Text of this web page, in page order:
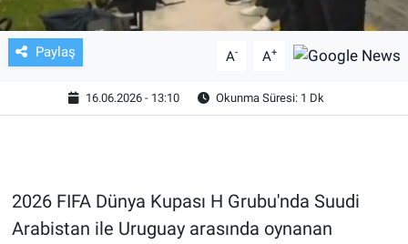
Paylaş A- A+
16.06.2026 - 13:10 Okunma Süresi: 1 Dk
2026 FIFA Dünya Kupası H Grubu'nda Suudi
Arabistan ile Uruguay arasında oynanan
KÜLTÜR SANAT
EKONOMİ
ÇEVRE